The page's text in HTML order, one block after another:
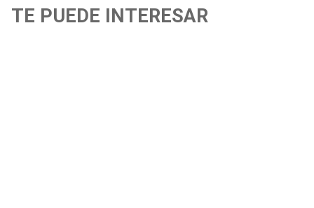
TE PUEDE INTERESAR